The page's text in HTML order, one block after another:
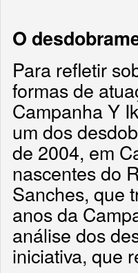
O
Para refletir
formas de
Campanha Y
um dos
de 2004, em
nascentes do
Sanches, que
anos da
análise dos
iniciativa, que